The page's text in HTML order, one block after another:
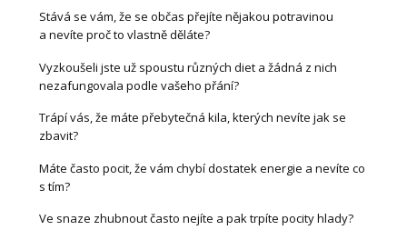
Stává se vám, že se občas přejíte nějakou potravinou
a nevíte proč to vlastně děláte?
Vyzkoušeli jste už spoustu různých diet a žádná z nich
nezafungovala podle vašeho přání?
Trápí vás, že máte přebytečná kila, kterých nevíte jak se
zbavit?
Máte často pocit, že vám chybí dostatek energie a nevíte co
s tím?
Ve snaze zhubnout často nejíte a pak trpíte pocity hlady?